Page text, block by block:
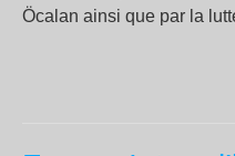
Öcalan ainsi que par la